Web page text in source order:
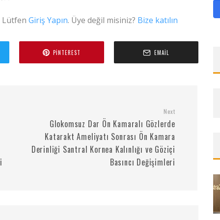
Lütfen Giriş Yapın. Üye değil misiniz? Bize katılın
PINTEREST EMAIL
Next
Glokomsuz Dar Ön Kamaralı Gözlerde
Katarakt Ameliyatı Sonrası Ön Kamara
Derinliği Santral Kornea Kalınlığı ve Göziçi
Basıncı Değişimleri